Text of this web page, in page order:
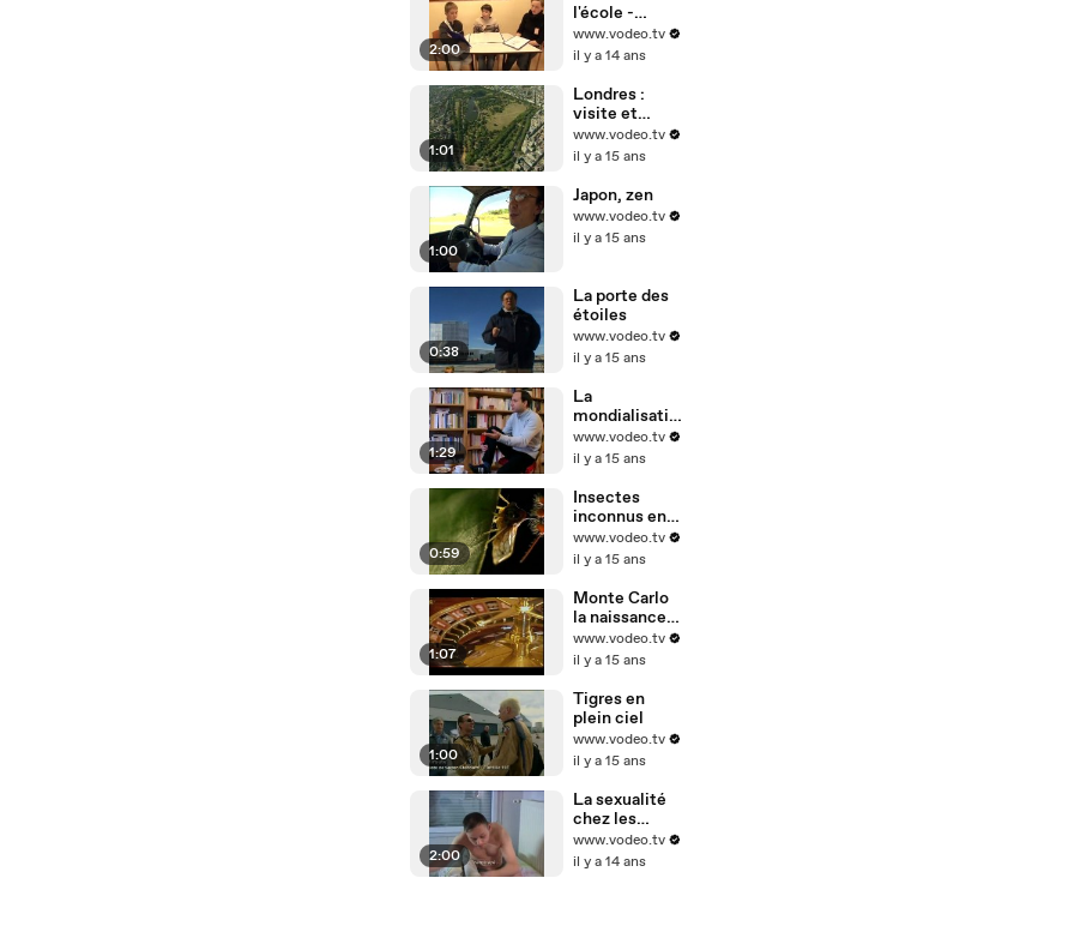
2:00
l'école -
harcèlement
scolaire
www.vodeo.tv
il y a 14 ans
1:01
Londres :
visite et
tourisme
www.vodeo.tv
il y a 15 ans
1:00
Japon, zen
www.vodeo.tv
il y a 15 ans
0:38
La porte des
étoiles
www.vodeo.tv
il y a 15 ans
1:29
La
mondialisatio
n vue par les
patrons
www.vodeo.tv
il y a 15 ans
0:59
Insectes
inconnus en
Amazonie
www.vodeo.tv
il y a 15 ans
1:07
Monte Carlo
la naissance
d'un mythe
www.vodeo.tv
il y a 15 ans
1:00
Tigres en
plein ciel
www.vodeo.tv
il y a 15 ans
2:00
La sexualité
chez les
handicapés
www.vodeo.tv
il y a 14 ans